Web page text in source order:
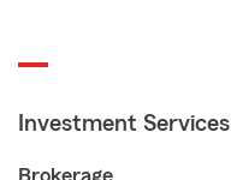
Investment Services